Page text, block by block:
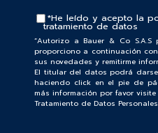
*He leído y acepto la
tratamiento de datos
“Autorizo a Bauer & Co
proporciono a continuación
sus novedades y remitirme
El titular del datos podrá
haciendo click en el pie de
más información por favor
Tratamiento de Datos Personales